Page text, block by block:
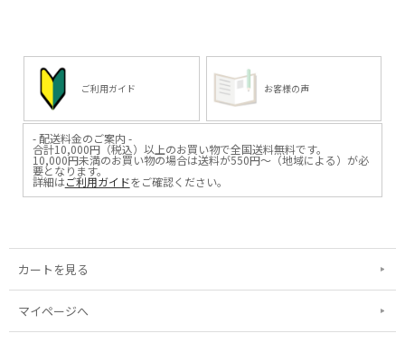
ご利用ガイド お客様の声
- 配送料金のご案内 -
合計10,000円（税込）以上のお買い物で全国送料無料です。
10,000円未満のお買い物の場合は送料が550円～（地域による）が必
要となります。
詳細はご利用ガイドをご確認ください。
カートを見る
マイページへ